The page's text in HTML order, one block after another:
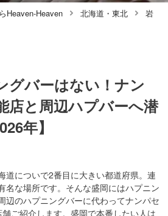
Heaven-Heaven 北海道・東北
岩
グバーはない！ナン
店と周辺ハプバーへ潜
年】
道についで2番目に大きい都道府県。連
名な場所です。そんな盛岡にはハプニン
辺のハプニングバーに代わってナンパセ
ご紹介します。盛岡で本番したい人は